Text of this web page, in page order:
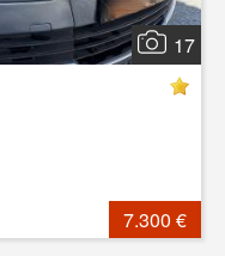
17
7.300 €